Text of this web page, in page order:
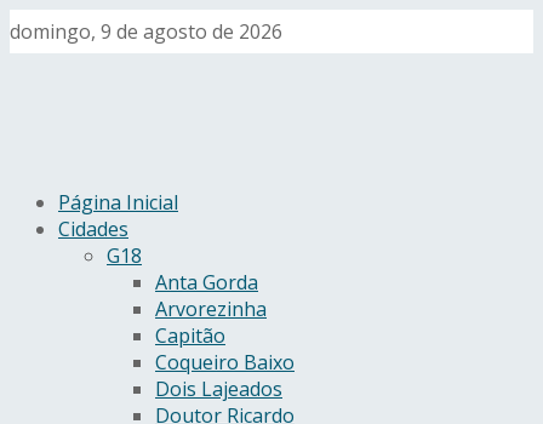
domingo, 9 de agosto de 2026
Página Inicial
Cidades
G18
Anta Gorda
Arvorezinha
Capitão
Coqueiro Baixo
Dois Lajeados
Doutor Ricardo